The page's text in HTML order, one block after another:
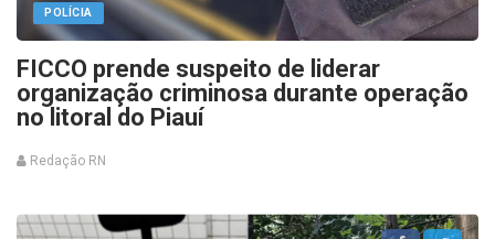
POLÍCIA
FICCO prende suspeito de liderar
organização criminosa durante operação
no litoral do Piauí
Redação RN